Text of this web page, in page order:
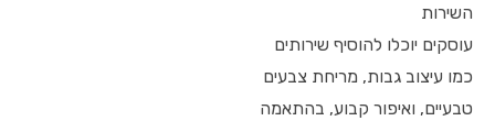
השירות
עוסקים יוכלו להוסיף שירותים
כמו עיצוב גבות, מריחת צבעים
טבעיים, ואיפור קבוע, בהתאמה